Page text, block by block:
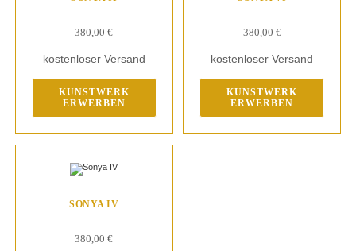
380,00€
kostenloser Versand
KUNSTWERK
ERWERBEN
380,00 €
kostenloser Versand
KUNSTWERK
ERWERBEN
SONYA IV
380,00€